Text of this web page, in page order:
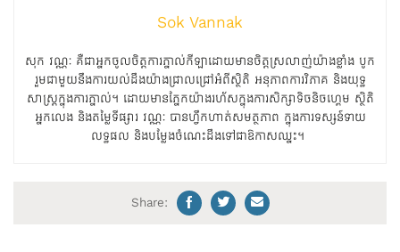
Sok Vannak
សុក វណ្ណៈ គឺជាអ្នកចូលចិត្តការភ្នាល់កីឡាដោយមានចិត្តស្រលាញ់យ៉ាងខ្លាំង បូក
រួមជាមួយនឹងការយល់ដឹងយ៉ាងជ្រាលជ្រៅអំពីស្ថិតិ អនុភាពការវិភាគ និងយុទ្ធ
សាស្ត្រក្នុងការភ្នាល់។ ដោយមានភ្នែកយ៉ាងរហ័សក្នុងការសិក្សាទិចនិចហ្គេម ស្ថិតិ
អ្នកលេង និងតម្លៃទីផ្សារ វណ្ណៈ បានហ្វឹកហាត់សមត្ថភាព ក្នុងការទស្សន៍ទាយ
លទ្ធផល និងបម្លែងចំណេះដឹងទៅជាឱកាសឈ្នះ។
Share: